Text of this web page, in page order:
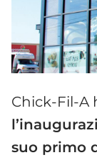
Chick-Fil-A
suo primo